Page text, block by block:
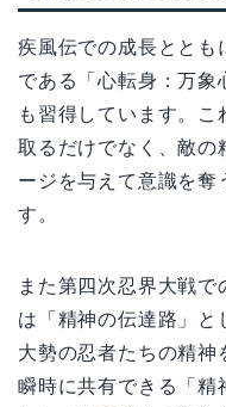
疾風伝での成長ととも
である「心転身：万象
も習得しています。こ
取るだけでなく、敵の
ージを与えて意識を奪
す。
また第四次忍界大戦
は「精神の伝達路」と
大勢の忍者たちの精神
瞬時に共有できる「精